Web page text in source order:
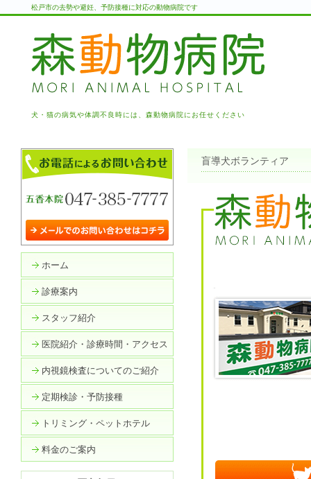
松戸市の去勢や避妊、予防接種に対応の動物病院です
犬・猫の病気や体調不良時には、森動物病院にお任せください
盲導犬ボランティア
ホーム
診療案内
スタッフ紹介
医院紹介・診療時間・アクセス
内視鏡検査についてのご紹介
定期検診・予防接種
トリミング・ペットホテル
料金のご案内